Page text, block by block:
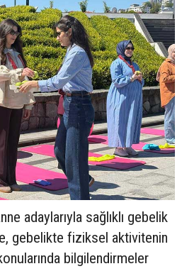
adaylarıyla sağlıklı gebelik
gebelikte fiziksel aktivitenin
bilgilendirmeler